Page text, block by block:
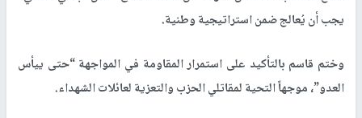
يجب أن يُعالج ضمن استراتيجية وطنية.
وختم قاسم بالتأكيد على استمرار المقاومة في المواجهة “حتى ييأس
العدو”، موجهاً التحية لمقاتلي الحزب والتعزية لعائلات الشهداء.